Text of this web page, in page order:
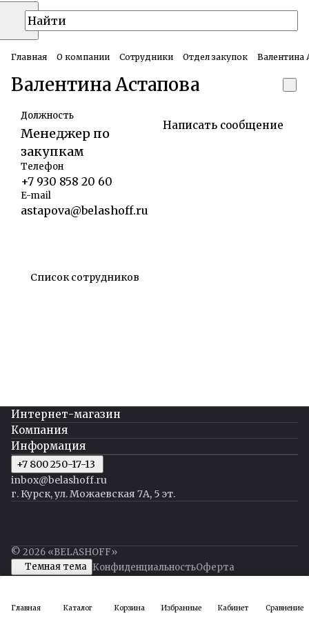
Главная О компании Сотрудники Отдел закупок Валентина
Валентина Астапова
Должность
Менеджер по
закупкам
Телефон
+7 930 858 20 60
E-mail
astapova@belashoff.ru
Написать сообщение
Список сотрудников
Главная Каталог Корзина Избранные Кабинет Сравнение
Интернет-магазин
Компания
Информация
+7 800 250-17-13
inbox@belashoff.ru
г. Курск, ул. Можаевская 7А, 5 эт.
© 2026 «BELASHOFF»
Темная тема КонфиденциальностьОферта